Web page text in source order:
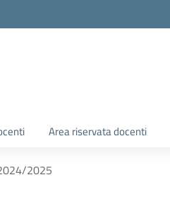
Area riservata docenti
2025